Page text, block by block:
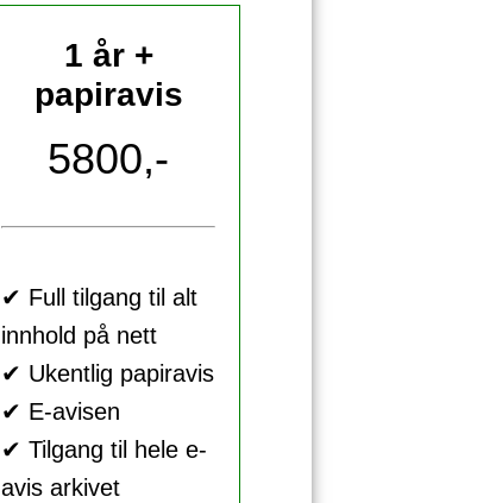
1 år +
papiravis
5800,-
✔ Full tilgang til alt
innhold på nett
✔ Ukentlig papiravis
✔ E-avisen
✔ Tilgang til hele e-
avis arkivet